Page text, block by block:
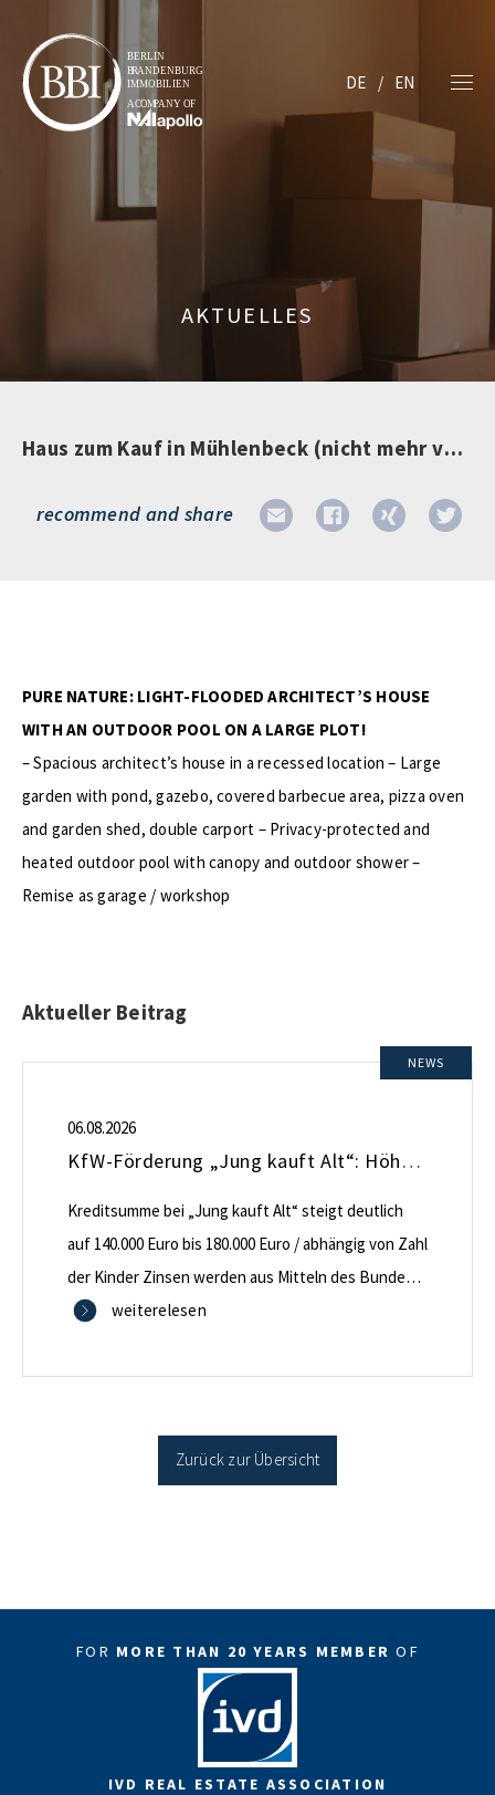
DE EN
AKTUELLES
Haus zum Kauf in Mühlenbeck (nicht mehr verfügbar)
recommend and share
PURE NATURE: LIGHT-FLOODED ARCHITECT’S HOUSE
WITH AN OUTDOOR POOL ON A LARGE PLOT!
– Spacious architect’s house in a recessed location – Large
garden with pond, gazebo, covered barbecue area, pizza oven
and garden shed, double carport – Privacy-protected and
heated outdoor pool with canopy and outdoor shower –
Remise as garage / workshop
Aktueller Beitrag
NEWS
06.08.2026
KfW-Förderung „Jung kauft Alt“: Höhere Kredite ab August 2026
Kreditsumme bei „Jung kauft Alt“ steigt deutlich
auf 140.000 Euro bis 180.000 Euro / abhängig von Zahl
der Kinder Zinsen werden aus Mitteln des Bundes
verbilligt: Heutiger Zins bei 0,53 Prozent effektiv bei
Antragstellende verpflichten sich zu energetischer
Sanierung in Einzelmaßnahmen […]
weiterelesen
Zurück zur Übersicht
FOR MORE THAN 20 YEARS MEMBEROF
IVD REAL ESTATE ASSOCIATION